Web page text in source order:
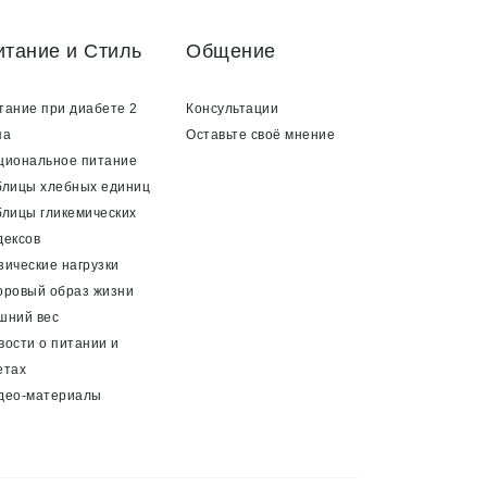
и Стиль
при диабете 2
питание
хлебных единиц
гликемических
нагрузки
образ жизни
вес
о питании и
материалы
Общение
Консультации
Оставьте своё мнение